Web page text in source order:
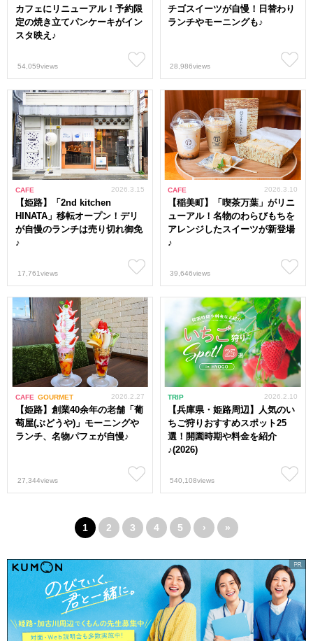
カフェにリニューアル！予約限
定の焼き立てパンケーキがイン
スタ映え♪
54,059views
チゴスイーツが自慢！日替わり
ランチやモーニングも♪
28,986views
CAFE
【姫路】「2nd kitchen
HINATA」移転オープン！デリ
が自慢のランチは売り切れ御免
♪
2026.3.15
17,761views
CAFE
【稲美町】「喫茶万葉」がリニ
ューアル！名物のわらびもちを
アレンジしたスイーツが新登場
♪
2026.3.10
39,646views
CAFE GOURMET
【姫路】創業40余年の老舗「葡
萄屋(ぶどうや)」モーニングや
ランチ、名物パフェが自慢♪
2026.2.27
27,344views
TRIP
【兵庫県・姫路周辺】人気のい
ちご狩りおすすめスポット25
選！開園時期や料金を紹介
♪(2026)
2026.2.10
540,108views
1 2 3 4 5 › »